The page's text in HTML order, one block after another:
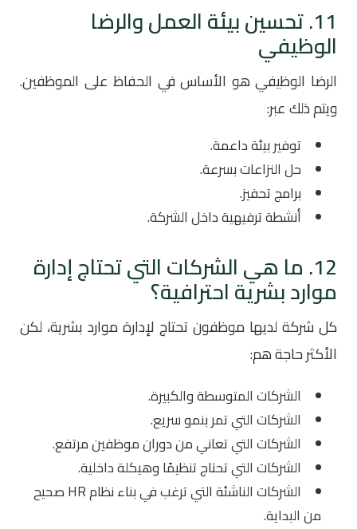
11. تحسين بيئة العمل والرضا
الوظيفي
الرضا الوظيفي هو الأساس في الحفاظ على الموظفين.
ويتم ذلك عبر:
توفير بيئة داعمة.
حل النزاعات بسرعة.
برامج تحفيز.
أنشطة ترفيهية داخل الشركة.
12. ما هي الشركات التي تحتاج إدارة
موارد بشرية احترافية؟
كل شركة لديها موظفون تحتاج لإدارة موارد بشرية، لكن
الأكثر حاجة هم:
الشركات المتوسطة والكبيرة.
الشركات التي تمر بنمو سريع.
الشركات التي تعاني من دوران موظفين مرتفع.
الشركات التي تحتاج تنظيمًا وهيكلة داخلية.
الشركات الناشئة التي ترغب في بناء نظام HR صحيح
من البداية.